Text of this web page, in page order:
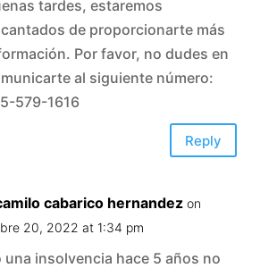
tardes, estaremos
de proporcionarte más
Por favor, no dudes en
al siguiente número:
579-1616
Reply
cabarico hernandez on
20, 2022 at 1:34 pm
una insolvencia hace 5 años no